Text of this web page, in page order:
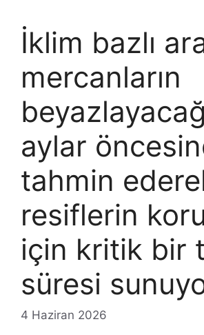
İklim bazlı
mercanların
aylar
tahmin
resiflerin
için kritik bir
süresi
4 Haziran 2026